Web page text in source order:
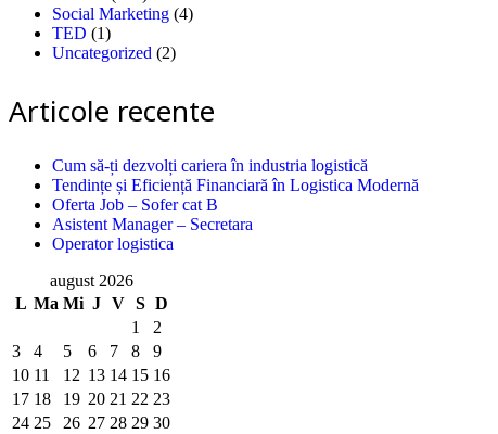
Social Marketing (4)
TED (1)
Uncategorized (2)
Articole recente
Cum să-ți dezvolți cariera în industria logistică
Tendințe și Eficiență Financiară în Logistica Modernă
Oferta Job – Sofer cat B
Asistent Manager – Secretara
Operator logistica
august 2026
L Ma Mi J V S D
1
2
3
4 5 6 7 8
9
10 11 12 13 14 15 16
17 18 19 20 21 22 23
24 25 26 27 28 29 30